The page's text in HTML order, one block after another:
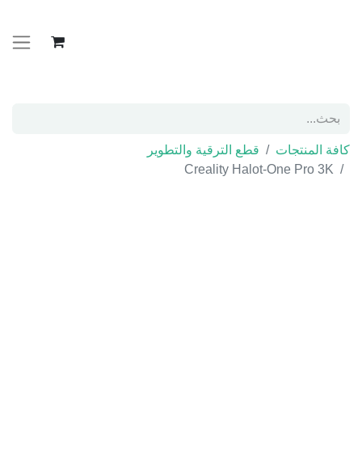
كافة المنتجات
قطع الترقية والتطوير
Creality Halot-One Pro 3K